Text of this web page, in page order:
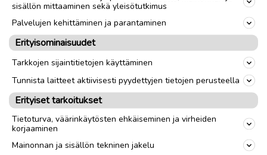
hanketta johtivat Norjan ja Suomen
Pipliaseurat yhteistyössä Ruotsin Pipliaseuran
kanssa. Kielitieteellisenä johtajana toimi
Oulun yliopiston saamen kielen
emerituslehtori, FTTuomas Magga . Viime
vaiheessa Suomen puolen käännösryhmään
kuuluivat opettajaHelena Valkeapää,
yliopistonlehtoriKaarina Vuolab-Lohi
Arto Seppänen
sisällön mittaaminen sekä yleisötutkimus
Palvelujen kehittäminen ja parantaminen
Erityisominaisuudet
Tarkkojen sijaintitietojen käyttäminen
Tunnista laitteet aktiivisesti pyydettyjen tietojen perusteella
Erityiset tarkoitukset
Tietoturva, väärinkäytösten ehkäiseminen ja virheiden
korjaaminen
Mainonnan ja sisällön tekninen jakelu